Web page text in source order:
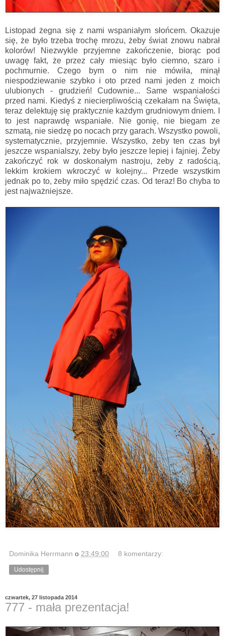
Listopad żegna się z nami wspaniałym słońcem. Okazuje
się, że było trzeba trochę mrozu, żeby świat znowu nabrał
kolorów! Niezwykle przyjemne zakończenie, biorąc pod
uwagę fakt, że przez cały miesiąc było ciemno, szaro i
pochmurnie. Czego bym o nim nie mówiła, minął
niespodziewanie szybko i oto przed nami jeden z moich
ulubionych - grudzień! Cudownie... Same wspaniałości
przed nami. Kiedyś z niecierpliwością czekałam na Święta,
teraz delektuję się praktycznie każdym grudniowym dniem. I
to jest naprawdę wspaniałe. Nie gonię, nie biegam ze
szmatą, nie siedzę po nocach przy garach. Wszystko powoli,
systematycznie, przyjemnie. Wszystko, żeby ten czas był
jeszcze wspanialszy, żeby było jeszcze lepiej i fajniej. Żeby
zakończyć rok w doskonałym nastroju, żeby z radością,
lekkim krokiem wkroczyć w kolejny... Przede wszystkim
jednak po to, żeby miło spędzić czas. Od teraz! Bo chyba to
jest najważniejsze.
Dominika Herrmann o 23:49:00 8 komentarzy:
Udostępnij
czwartek, 27 listopada 2014
777 - mała prezentacja!